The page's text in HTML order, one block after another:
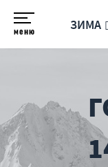
меню ЗИМА